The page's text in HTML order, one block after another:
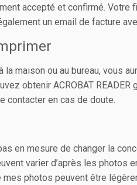
accepté et confirmé. Votre
un email de facture
la maison ou au bureau, vous
obtenir ACROBAT
contacter en cas de doute.
en mesure de changer la
varier d’après les photos
mes photos peuvent être